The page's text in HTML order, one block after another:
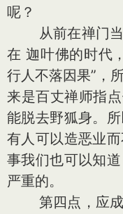
呢？
从前在禅门当
在 迦叶佛的时代
行人不落因果”，
来是百丈禅师指
能脱去野狐身。
有人可以造恶业
事我们也可以知
严重的。
第四点，应成